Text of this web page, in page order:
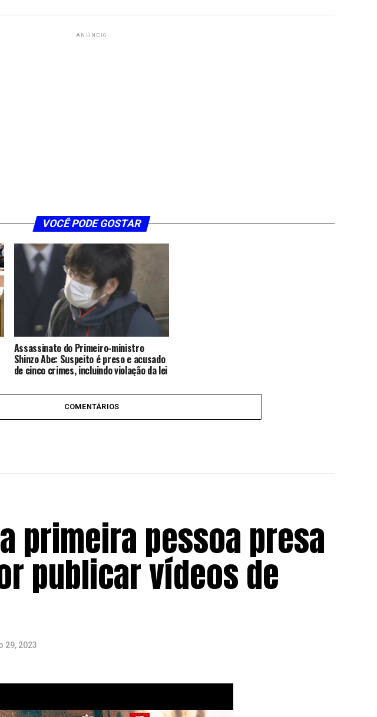
ANÚNCIO
VOCÊ PODE GOSTAR
Assassinato do Primeiro-ministro
Shinzo Abe: Suspeito é preso e acusado
de cinco crimes, incluindo violação da lei
COMENTÁRIOS
primeira pessoa presa
publicar vídeos de
29, 2023